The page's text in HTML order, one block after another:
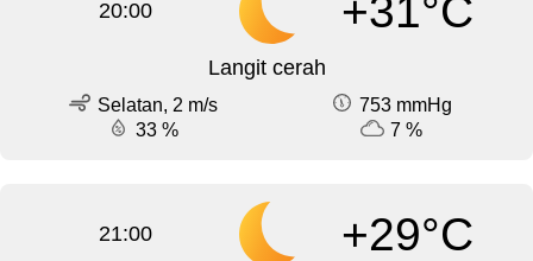
20:00 +31°C
Langit cerah
Selatan, 2 m/s
753 mmHg
33 %
7 %
21:00 +29°C